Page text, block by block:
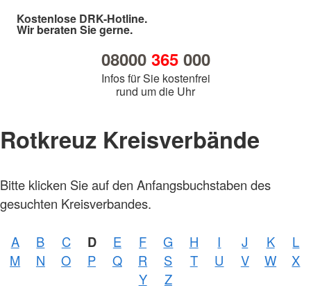
Kostenlose DRK-Hotline.
Wir beraten Sie gerne.
08000 365000
Infos für Sie kostenfrei
rund um die Uhr
Rotkreuz Kreisverbände
Bitte klicken Sie auf den Anfangsbuchstaben des
gesuchten Kreisverbandes.
A B C D E F G H I J K
L
M
N O P Q R S T U V W
X
Y
Z